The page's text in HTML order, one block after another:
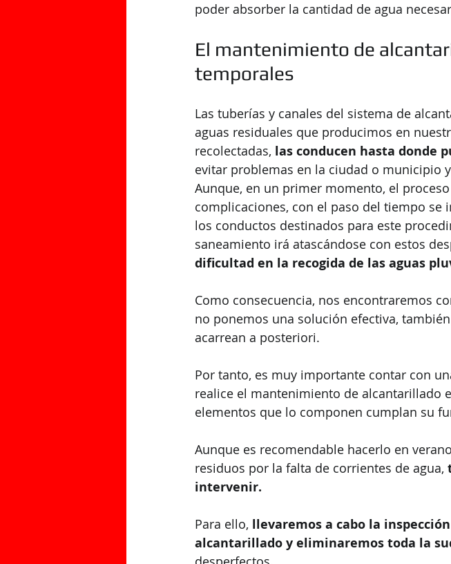
poder absorber la cantidad de agua
El mantenimiento de
temporales
Las tuberías y canales del sistema de
aguas residuales que producimos en
recolectadas, las conducen hasta donde
evitar problemas en la ciudad o municipio
Aunque, en un primer momento, el
complicaciones, con el paso del tiempo se
los conductos destinados para este
saneamiento irá atascándose con estos
dificultad en la recogida de las aguas
Como consecuencia, nos encontraremos
no ponemos una solución efectiva,
acarrean a posteriori.
Por tanto, es muy importante contar con
realice el mantenimiento de alcantarillado
elementos que lo componen cumplan su
Aunque es recomendable hacerlo en
residuos por la falta de corrientes de agua,
intervenir.
Para ello, llevaremos a cabo la
alcantarillado y eliminaremos toda la